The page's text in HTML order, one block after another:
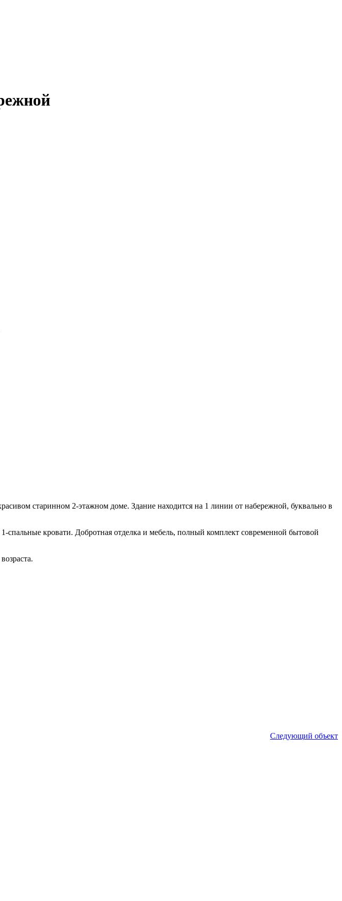
старинном 2-этажном доме. Здание находится на 1 линии от набережной, буквально в
спальные кровати. Добротная отделка и мебель, полный комплект современной бытовой
Следующий объект